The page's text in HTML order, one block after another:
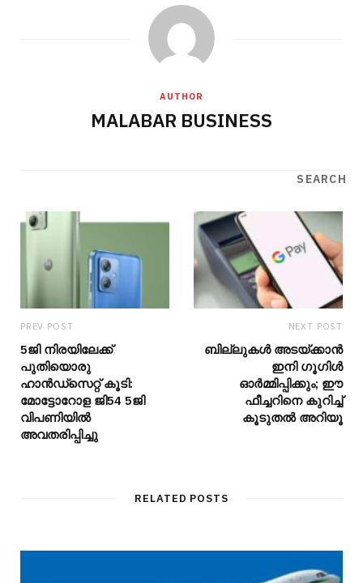
AUTHOR
MALABAR BUSINESS
PREV POST
5ജി നിരയിലേക്ക്
പുതിയൊരു
ഹാൻഡ്സെറ്റ് കൂടി:
മോട്ടോറോള ജി54 5ജി
വിപണിയിൽ
അവതരിപ്പിച്ചു
NEXT POST
ബില്ലുകൾ അടയ്ക്കാൻ
ഇനി ഗൂഗിൾ
ഓർമ്മിപ്പിക്കും; ഈ
ഫീച്ചറിനെ കുറിച്ച്
കൂടുതൽ അറിയൂ
RELATED POSTS
SEARCH